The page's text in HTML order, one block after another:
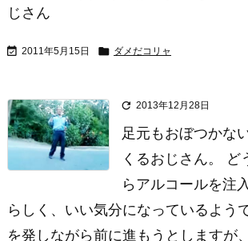
じさん
 2011年5月15日  ダメだコリャ
 2013年12月28日
足元もおぼつかな
くるおじさん。 ど
らアルコールを注
らしく、いい気分になっているよう
を発しながら前に進もうとしますが